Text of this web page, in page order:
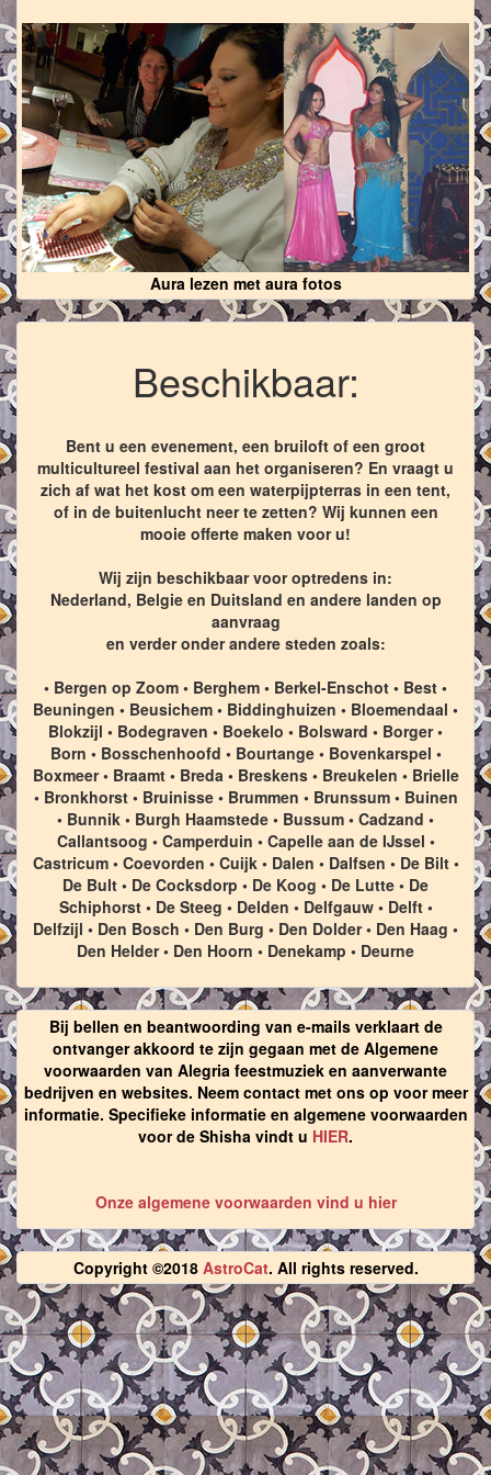
Aura lezen met aura fotos
Beschikbaar:
Bent u een evenement, een bruiloft of een groot
multicultureel festival aan het organiseren? En vraagt u
zich af wat het kost om een waterpijpterras in een tent,
of in de buitenlucht neer te zetten? Wij kunnen een
mooie offerte maken voor u!
Wij zijn beschikbaar voor optredens in:
Nederland, Belgie en Duitsland en andere landen op
aanvraag
en verder onder andere steden zoals:
• Bergen op Zoom • Berghem • Berkel-Enschot • Best •
Beuningen • Beusichem • Biddinghuizen • Bloemendaal •
Blokzijl • Bodegraven • Boekelo • Bolsward • Borger •
Born • Bosschenhoofd • Bourtange • Bovenkarspel •
Boxmeer • Braamt • Breda • Breskens • Breukelen • Brielle
• Bronkhorst • Bruinisse • Brummen • Brunssum • Buinen
• Bunnik • Burgh Haamstede • Bussum • Cadzand •
Callantsoog • Camperduin • Capelle aan de IJssel •
Castricum • Coevorden • Cuijk • Dalen • Dalfsen • De Bilt •
De Bult • De Cocksdorp • De Koog • De Lutte • De
Schiphorst • De Steeg • Delden • Delfgauw • Delft •
Delfzijl • Den Bosch • Den Burg • Den Dolder • Den Haag •
Den Helder • Den Hoorn • Denekamp • Deurne
Bij bellen en beantwoording van e-mails verklaart de
ontvanger akkoord te zijn gegaan met de Algemene
voorwaarden van Alegria feestmuziek en aanverwante
bedrijven en websites. Neem contact met ons op voor meer
informatie. Specifieke informatie en algemene voorwaarden
voor de Shisha vindt u HIER.
Onze algemene voorwaarden vind u hier
Copyright ©2018 AstroCat. All rights reserved.